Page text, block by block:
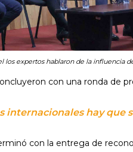
los expertos hablaron de la influencia
con una ronda de
internacionales hay que
con la entrega de